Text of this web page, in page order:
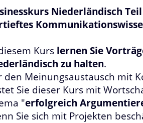
Niederländisch
Kurs lernen Sie
zu halten.
den Meinungsaustausch mit
Sie dieser Kurs mit
"erfolgreich
Sie sich mit Projekten